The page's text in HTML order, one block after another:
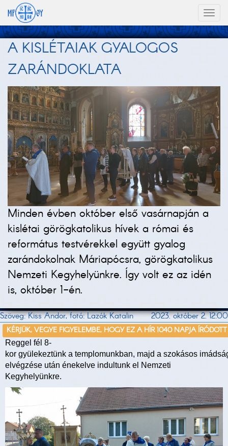
A KISLÉTAIAK GYALOGOS
ZARÁNDOKLATA
Minden évben október első vasárnapján a
kislétai görögkatolikus hívek a római és
református testvérekkel együtt gyalog
zarándokolnak Máriapócsra, görögkatolikus
Nemzeti Kegyhelyünkre. Így volt ez az idén
is, október 1-én.
Szöveg: Kiss Andor, fotó: Lazók Katalin 2023. október 2. 12:00
KÉRJÜK, VEGYE FIGYELEMBE, HOGY EZ A HÍR 1040 NAPJA ÍRÓDOTT
Reggel fél 8-
kor gyülekeztünk a templomunkban, majd a szokásos
elvégzése után énekelve indultunk el Nemzeti
Kegyhelyünkre.